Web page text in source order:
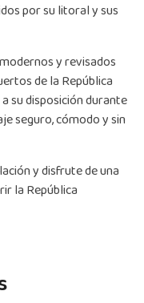
por su litoral y sus
y revisados
de la República
su disposición durante
seguro, cómodo y sin
y disfrute de una
la República